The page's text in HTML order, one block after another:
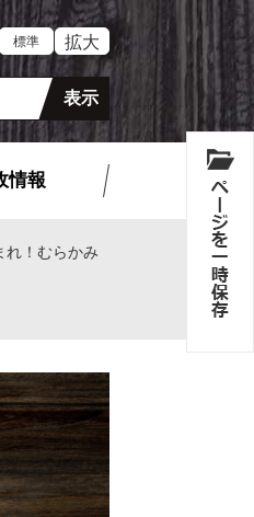
標準 拡大
情報
れ！むらかみ